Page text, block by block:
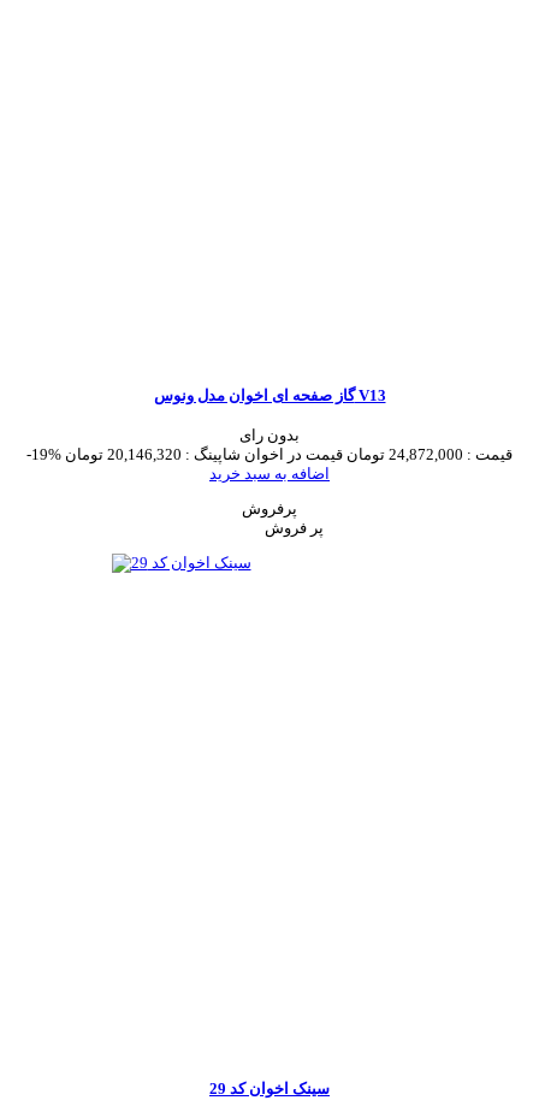
گاز صفحه ای اخوان مدل ونوس V13
بدون رای
-19%
قیمت : 24,872,000 تومان قیمت در اخوان شاپینگ : 20,146,320 تومان
اضافه به سبد خرید
پرفروش
سینک اخوان کد 29